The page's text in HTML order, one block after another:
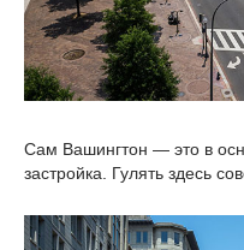
Сам Вашингтон — это в
застройка. Гулять здесь